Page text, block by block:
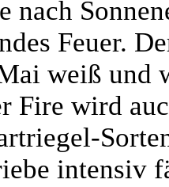
nach
Feuer.
weiß und
Fire wird
intensiv